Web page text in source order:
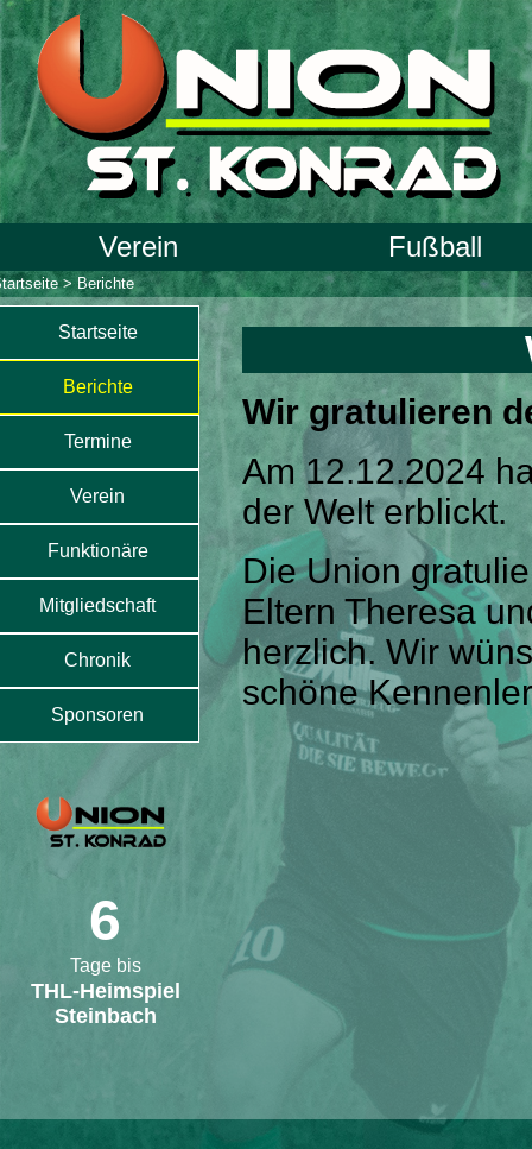
Verein Fußball
> Berichte
Startseite
Berichte
Termine
Verein
Funktionäre
Mitgliedschaft
Chronik
Sponsoren
6
Tage bis
THL-Heimspiel
Steinbach
Wir gratulieren
Am 12.12.2024
der Welt erblickt.
Die Union
Eltern Theresa
herzlich. Wir
schöne